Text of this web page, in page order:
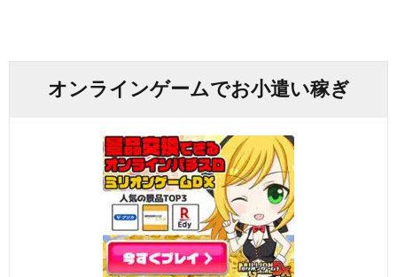
オンラインゲームでお小遣い稼ぎ